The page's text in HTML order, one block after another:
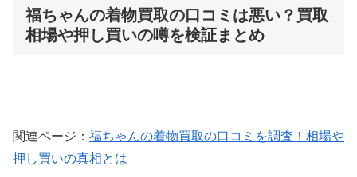
福ちゃんの着物買取の口コミは悪い？買取
相場や押し買いの噂を検証まとめ
関連ページ： 福ちゃんの着物買取の口コミを調査！相場や
押し買いの真相とは